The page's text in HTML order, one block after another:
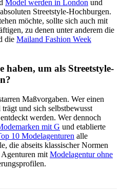
Model werden in London und
Streetstyle-Hochburgen.
möchte, sollte sich auch mit
zu denen unter anderem die
die Mailand Fashion Week
haben, um als Streetstyle-
Maßvorgaben. Wer einen
und sich selbstbewusst
werden. Wer dennoch
mit G und etablierte
10 Modelagenturen alle
die abseits klassischer Normen
Agenturen mit Modelagentur ohne